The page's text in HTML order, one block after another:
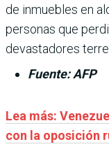
de inmuebles en
personas que
devastadores
Fuente: AFP
Lea más:
con la oposición